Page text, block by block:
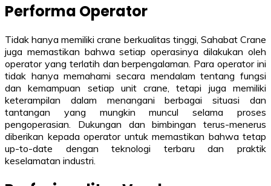
Performa Operator
Tidak hanya memiliki crane berkualitas tinggi, Sahabat Crane
juga memastikan bahwa setiap operasinya dilakukan oleh
operator yang terlatih dan berpengalaman. Para operator ini
tidak hanya memahami secara mendalam tentang fungsi
dan kemampuan setiap unit crane, tetapi juga memiliki
keterampilan dalam menangani berbagai situasi dan
tantangan yang mungkin muncul selama proses
pengoperasian. Dukungan dan bimbingan terus-menerus
diberikan kepada operator untuk memastikan bahwa tetap
up-to-date dengan teknologi terbaru dan praktik
keselamatan industri.